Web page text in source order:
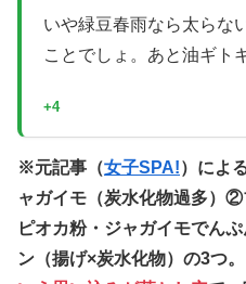
いや緑豆春雨なら太らな
ことでしょ。あと油ギト
+4
※元記事（女子SPA!）によ
ャガイモ（炭水化物過多）
ピオカ粉・ジャガイモでん
ン（揚げ×炭水化物）の3つ。